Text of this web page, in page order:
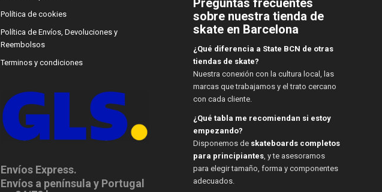
Política de cookies
Política de Envíos, Devoluciones y
Reembolsos
Terminos y condiciones
Envíos Express.
Envíos a península y Portugal
Preguntas frecuentes
sobre nuestra tienda de
skate en Barcelona
¿Qué diferencia a State BCN de otras
tiendas de skate?
Nuestra conexión con la cultura local, las
marcas que trabajamos y el trato cercano
con cada cliente.
¿Qué tabla me recomiendan si estoy
empezando?
Disponemos de skateboards completos
para principiantes, y te asesoramos
para elegir tamaño, forma y componentes
adecuados.